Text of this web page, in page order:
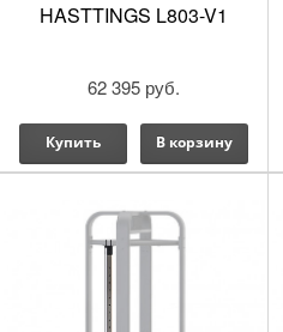
HASTTINGS L803-V1
62 395 руб.
Купить В корзину